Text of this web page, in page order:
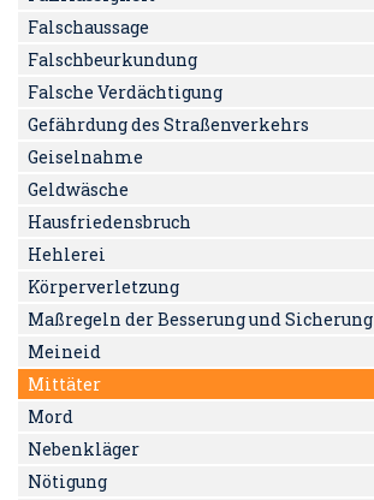
Falschaussage
Falschbeurkundung
Falsche Verdächtigung
Gefährdung des Straßenverkehrs
Geiselnahme
Geldwäsche
Hausfriedensbruch
Hehlerei
Körperverletzung
Maßregeln der Besserung und Sicherung
Meineid
Mittäter
Mord
Nebenkläger
Nötigung